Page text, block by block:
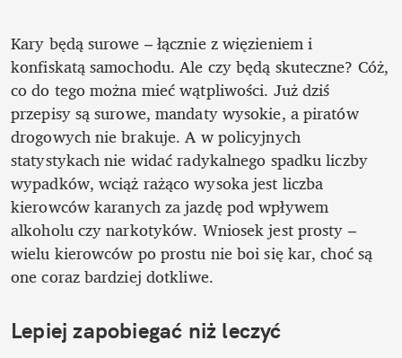
Kary będą surowe – łącznie z więzieniem i
konfiskatą samochodu. Ale czy będą skuteczne? Cóż,
co do tego można mieć wątpliwości. Już dziś
przepisy są surowe, mandaty wysokie, a piratów
drogowych nie brakuje. A w policyjnych
statystykach nie widać radykalnego spadku liczby
wypadków, wciąż rażąco wysoka jest liczba
kierowców karanych za jazdę pod wpływem
alkoholu czy narkotyków. Wniosek jest prosty –
wielu kierowców po prostu nie boi się kar, choć są
one coraz bardziej dotkliwe.
Lepiej zapobiegać niż leczyć